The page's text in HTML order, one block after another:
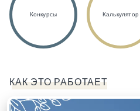
Конкурсы Калькулятор
КАК ЭТО РАБОТАЕТ